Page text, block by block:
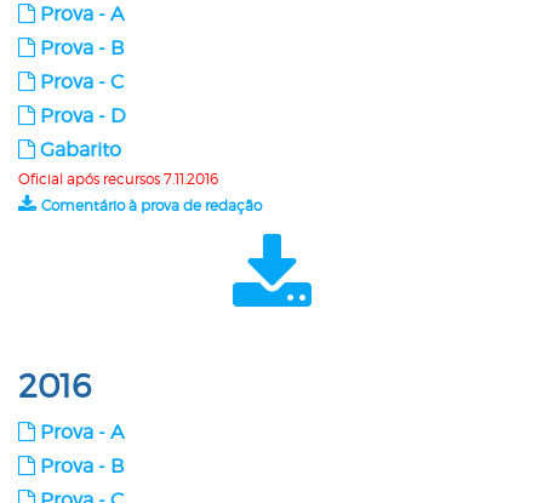
Prova - A
Prova - B
Prova - C
Prova - D
Gabarito
Oficial após recursos 7.11.2016
Comentário à prova de redação
2016
Prova - A
Prova - B